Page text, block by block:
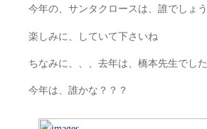
今年の、サンタクロースは、誰でしょ
楽しみに、していて下さいね
ちなみに、、、去年は、橋本先生でし
今年は、誰かな？？？